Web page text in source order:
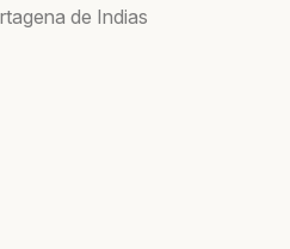
de Indias